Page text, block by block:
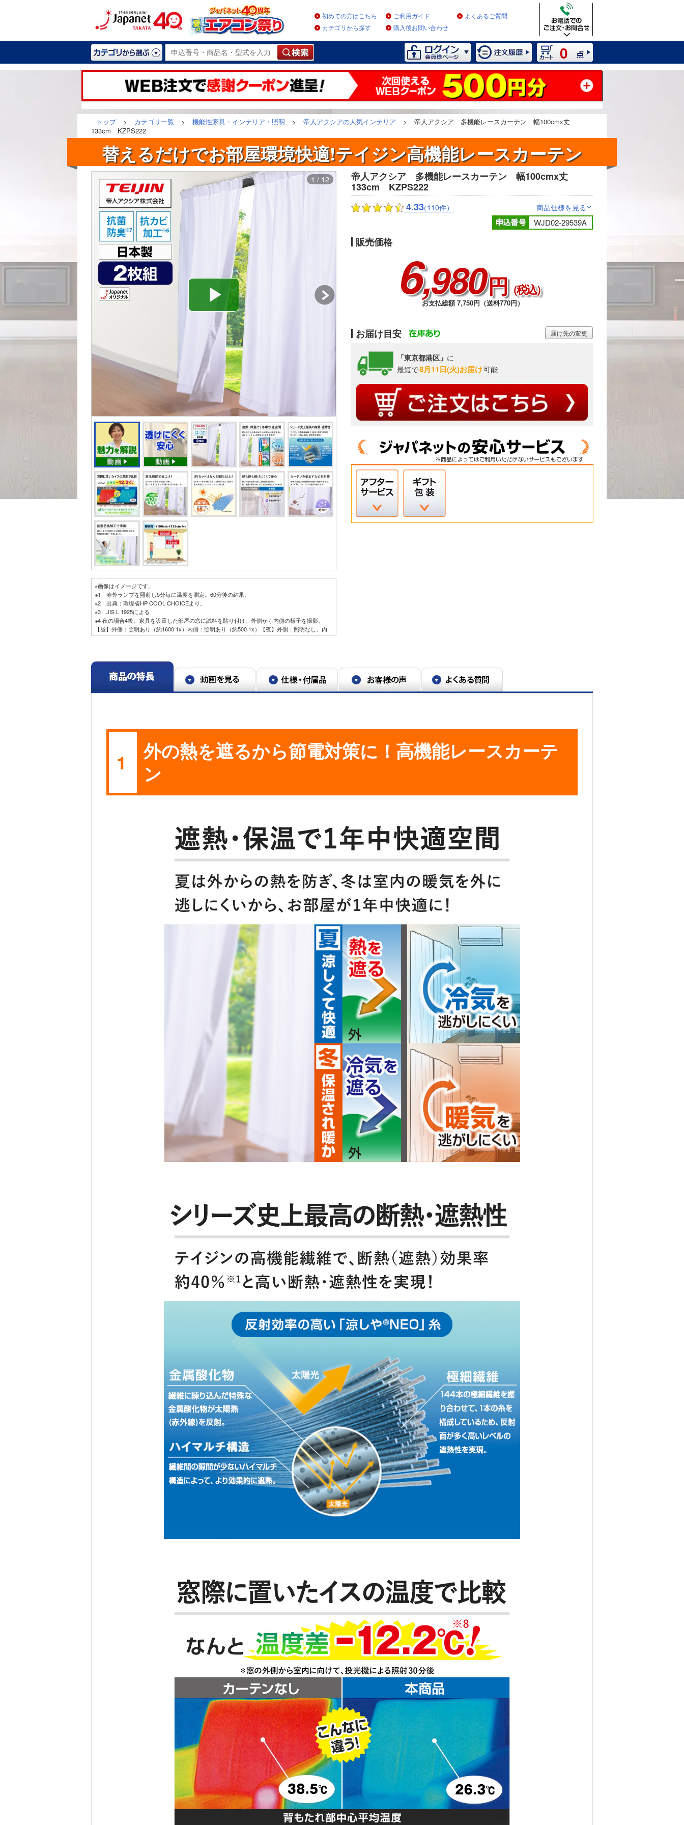
初めての方はこちら ご利用ガイド
よくあるご質問
カテゴリから探す
購入後お問い合わせ
0
トップ > カテゴリ一覧 > 機能性家具・インテリア・照明 > 帝人アクシアの人気インテリア >
帝人アクシア 多機能レースカーテン 幅100cmx丈
133cm KZPS222
替えるだけでお部屋環境快適!テイジン高機能レースカーテン
1 / 12 2 / 12
※画像はイメージです。
※1 赤外ランプを照射し5分毎に温度を測定。60分後の結果。
※2 出典：環境省HP COOL CHOICEより。
※3 JIS L 1925による
※4 夜の場合4級。家具を設置した部屋の窓に試料を貼り付け、外側から内側の様子を撮影。
【昼】外側：照明あり（約1600 1x）内側：照明あり（約500 1x）【夜】外側：照明なし、内
側：照明あり（約500 1x）
500 1x）
※6 JIS Z 2911かび抵抗性試験（湿式法）による。
※7 JIS L 1902による。
※8 試験室の窓の外側から室内に向けて投光機による照射を行い30分後の温度を測定。
帝人アクシア 多機能レースカーテン 幅100cmx丈
133cm KZPS222
4.33（110件） 商品仕様を見る>
WJD02-29539A
販売価格
6,980円 （税込）
お支払総額 7,750円（送料770円）
お届け目安
「東京都港区」 に
最短で8月11日(火)お届け可能
届け先の変更
1
外の熱を遮るから節電対策に！高機能レースカーテ
ン